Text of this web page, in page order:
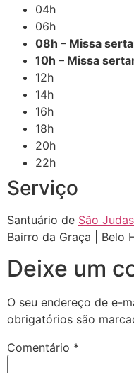
04h
06h
08h – Missa
10h – Missa
12h
14h
16h
18h
20h
22h
Serviço
Santuário de São
Bairro da Graça | Belo
Deixe um
O seu endereço de e-
obrigatórios são
Comentário *